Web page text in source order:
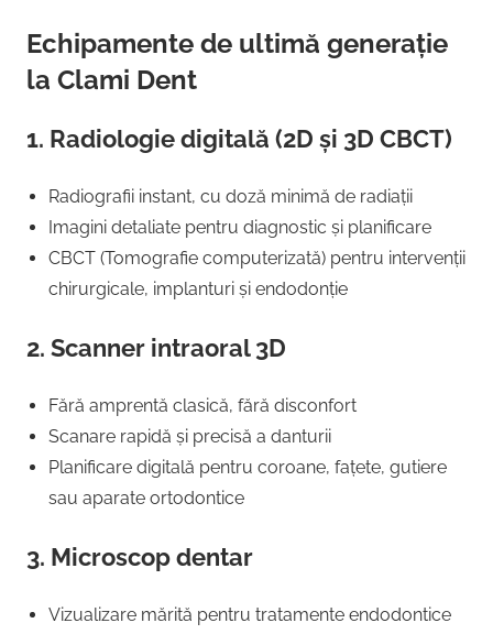
Echipamente de ultimă generație
la Clami Dent
1. Radiologie digitală (2D și 3D CBCT)
Radiografii instant, cu doză minimă de radiații
Imagini detaliate pentru diagnostic și planificare
CBCT (Tomografie computerizată) pentru intervenții
chirurgicale, implanturi și endodonție
2. Scanner intraoral 3D
Fără amprentă clasică, fără disconfort
Scanare rapidă și precisă a danturii
Planificare digitală pentru coroane, fațete, gutiere
sau aparate ortodontice
3. Microscop dentar
Vizualizare mărită pentru tratamente endodontice